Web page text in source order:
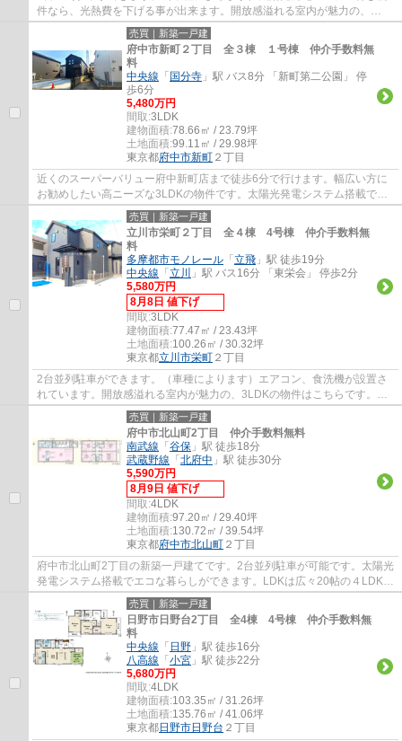
件なら、光熱費を下げる事が出来ます。開放感溢れる室内が魅力の、
3LDKの物件はこちらです。立川市での住まい探し...
売買｜新築一戸建
府中市新町２丁目 全３棟 １号棟 仲介手数料無
料
中央線 「 国分寺 」駅 バス8分 「新町第二公園」 停
歩6分
5,480万円
間取:3LDK
建物面積:78.66㎡ / 23.79坪
土地面積:99.11㎡ / 29.98坪
東京都府中市新町 ２丁目
近くのスーパーバリュー府中新町店まで徒歩6分で行けます。幅広い方に
お勧めしたい高ニーズな3LDKの物件です。太陽光発電システム搭載でエ
コな暮らしができます。２台並列駐車ができま...
売買｜新築一戸建
立川市栄町２丁目 全４棟 4号棟 仲介手数料無
料
多摩都市モノレール 「 立飛 」駅 徒歩19分
中央線 「 立川
」駅 バス16分 「東栄会」 停歩2分
5,580万円
8月8日 値下げ
間取:3LDK
建物面積:77.47㎡ / 23.43坪
土地面積:100.26㎡ / 30.32坪
東京都立川市栄町 ２丁目
2台並列駐車ができます。（車種によります）エアコン、食洗機が設置さ
れています。開放感溢れる室内が魅力の、3LDKの物件はこちらです。立
川市での住まい探しは、地域に特化したエージ...
売買｜新築一戸建
府中市北山町2丁目 仲介手数料無料
南武線 「 谷保 」駅 徒歩18分
武蔵野線 「 北府中 」駅 徒歩30分
5,590万円
8月9日 値下げ
間取:4LDK
建物面積:97.20㎡ / 29.40坪
土地面積:130.72㎡ / 39.54坪
東京都府中市北山町 ２丁目
府中市北山町2丁目の新築一戸建てです。2台並列駐車が可能です。太陽光
発電システム搭載でエコな暮らしができます。LDKは広々20帖の４LDKで
す。府中市でお住まいをお探しなら多摩地区...
売買｜新築一戸建
日野市日野台2丁目 全4棟 4号棟 仲介手数料無
料
中央線 「 日野 」駅 徒歩16分
八高線 「 小宮 」駅 徒歩22分
5,680万円
間取:4LDK
建物面積:103.35㎡ / 31.26坪
土地面積:135.76㎡ / 41.06坪
東京都日野市日野台 ２丁目